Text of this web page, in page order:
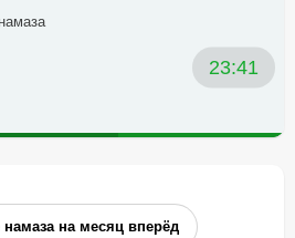
23:41
намаза на месяц вперёд